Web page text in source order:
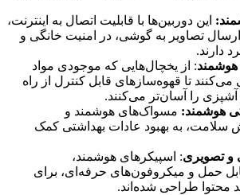
این دوربین‌ها با قابلیت اتصال به اینترنت،
تصاویر به گوشی، در امنیت خانگی و
دارند.
هوشمند: از یخچال‌هایی که موجودی مواد
تا قهوه‌سازهای قابل کنترل از راه
آشپزی را آسان‌تر می‌کنند.
هوشمند: مسواک‌های هوشمند و
سلامت، به بهبود عادات بهداشتی کمک
تصویری: اسپیکرهای هوشمند،
حمل و میکروفون‌های حرفه‌ای، برای
محتوا طراحی شده‌اند.